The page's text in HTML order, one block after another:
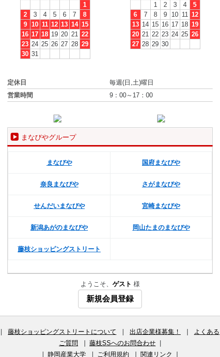
1
2
3 4 5 6 7
8
9
10 11 12 13 14 15
16 17 18 19 20 21
22
23 24 25 26 27 28 29
30 31
1
2 3 4
5
6
7 8 9 10 11
12
13 14 15 16 17 18 19
20 21 22 23 24 25 26
27 28 29 30
定休日
毎週(日,土)曜日
営業時間
9：00～17：00
まなびやグループ
まなびや 国府まなびや
奈良まなびや さがまなびや
せんだいまなびや 宮崎まなびや
新潟あがのまなびや 岡山たまのまなびや
藤枝ショッピングストリート
ようこそ、 ゲスト 様
新規会員登録
藤枝ショッピングストリートについて 出店企業様募集！
よくある
ご質問
藤枝SSへのお問合わせ
静岡産業大学 ご利用規約 関連リンク